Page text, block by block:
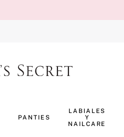
PANTIES
LABIALES
Y
NAILCARE